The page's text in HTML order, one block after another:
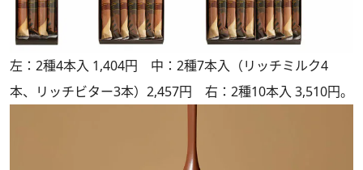
左：2種4本入 1,404円 中：2種7本入（リッチミルク4
本、リッチビター3本）2,457円 右：2種10本入 3,510円。